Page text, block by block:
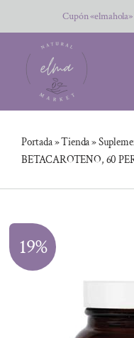
al
contenido
Cupón
Portada»Tienda»
BETACAROTENO, 60
19%